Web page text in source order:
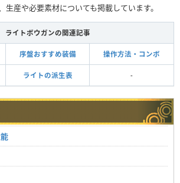
生産や必要素材についても掲載しています。
ライトボウガンの関連記事
序盤おすすめ装備 操作方法・コンボ
ライトの派生表 -